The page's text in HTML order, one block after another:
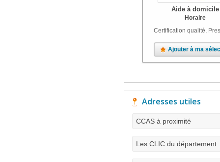
Aide à domicile
Horaire
Certification qualité,
Ajouter à ma
Adresses utiles
CCAS à proximité
Les CLIC du département